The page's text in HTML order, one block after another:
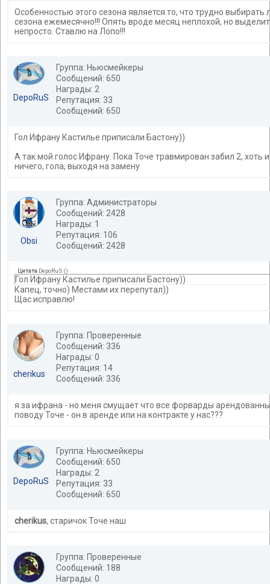
Особенностью этого сезона является то, что трудно выбирать
сезона ежемесячно!!! Опять вроде месяц неплохой, но
непросто. Ставлю на Лопо!!!
DepoRuS
Группа: Ньюсмейкеры
Сообщений: 650
Награды: 2
Репутация: 33
Сообщений: 650
Гол Ифрану Кастилье приписали Бастону))
А так мой голос Ифрану. Пока Точе травмирован забил 2, хоть
ничего, гола, выходя на замену
Obsi
Группа: Администраторы
Сообщений: 2428
Награды: 1
Репутация: 106
Сообщений: 2428
Цитата DepoRuS ()
Гол Ифрану Кастилье приписали Бастону))
Капец, точно) Местами их перепутал))
Щас исправлю!
cherikus
Группа: Проверенные
Сообщений: 336
Награды: 0
Репутация: 14
Сообщений: 336
я за ифрана - но меня смущает что все форварды
поводу Точе - он в аренде или на контракте у нас???
DepoRuS
Группа: Ньюсмейкеры
Сообщений: 650
Награды: 2
Репутация: 33
Сообщений: 650
cherikus, старичок Точе наш
Группа: Проверенные
Сообщений: 188
Награды: 0